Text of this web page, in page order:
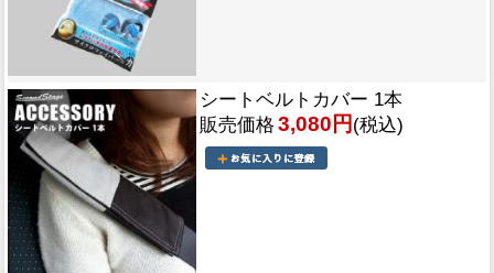
シートベルトカバー 1本
販売価格 3,080円 (税込)